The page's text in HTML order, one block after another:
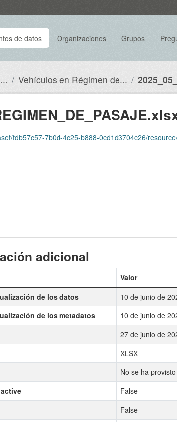
de datos Organizaciones Grupos
Vehículos en Régimen de...
4c25-b888-0cd1d3704c26/resource/782c6760-325d-451b-
adicional
Valor
de los datos
10 de junio de
de los metadatos
10 de junio de
27 de junio de
XLSX
No se ha
False
False